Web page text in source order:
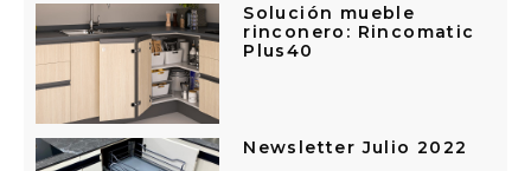
Solución mueble
rinconero: Rincomatic
Plus40
Newsletter Julio 2022